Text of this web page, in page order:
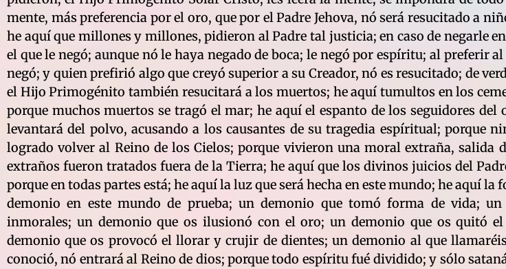
mente, más preferencia por el oro, que por el Padre Jehova, nó será resucitado a
he aquí que millones y millones, pidieron al Padre tal justicia; en caso de negarle
el que le negó; aunque nó le haya negado de boca; le negó por espíritu; al preferir
negó; y quien prefirió algo que creyó superior a su Creador, nó es resucitado; de
el Hijo Primogénito también resucitará a los muertos; he aquí tumultos en los
porque muchos muertos se tragó el mar; he aquí el espanto de los seguidores del
levantará del polvo, acusando a los causantes de su tragedia espíritual; porque
logrado volver al Reino de los Cielos; porque vivieron una moral extraña, salida
extraños fueron tratados fuera de la Tierra; he aquí que los divinos juicios del
porque en todas partes está; he aquí la luz que será hecha en este mundo; he aquí
demonio en este mundo de prueba; un demonio que tomó forma de vida; un
inmorales; un demonio que os ilusionó con el oro; un demonio que os quitó
demonio que os provocó el llorar y crujir de dientes; un demonio al que
conoció, nó entrará al Reino de dios; porque todo espíritu fué dividido; y sólo